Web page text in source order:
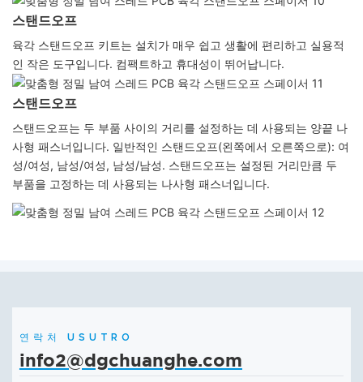
스탠드오프
육각 스탠드오프 키트는 설치가 매우 쉽고 생활에 편리하고 실용적
인 작은 도구입니다. 컴팩트하고 휴대성이 뛰어납니다.
스탠드오프
스탠드오프는 두 부품 사이의 거리를 설정하는 데 사용되는 양끝 나
사형 패스너입니다. 일반적인 스탠드오프(왼쪽에서 오른쪽으로): 여
성/여성, 남성/여성, 남성/남성. 스탠드오프는 설정된 거리만큼 두
부품을 고정하는 데 사용되는 나사형 패스너입니다.
연락처 USUTRO
info2@dgchuanghe.com